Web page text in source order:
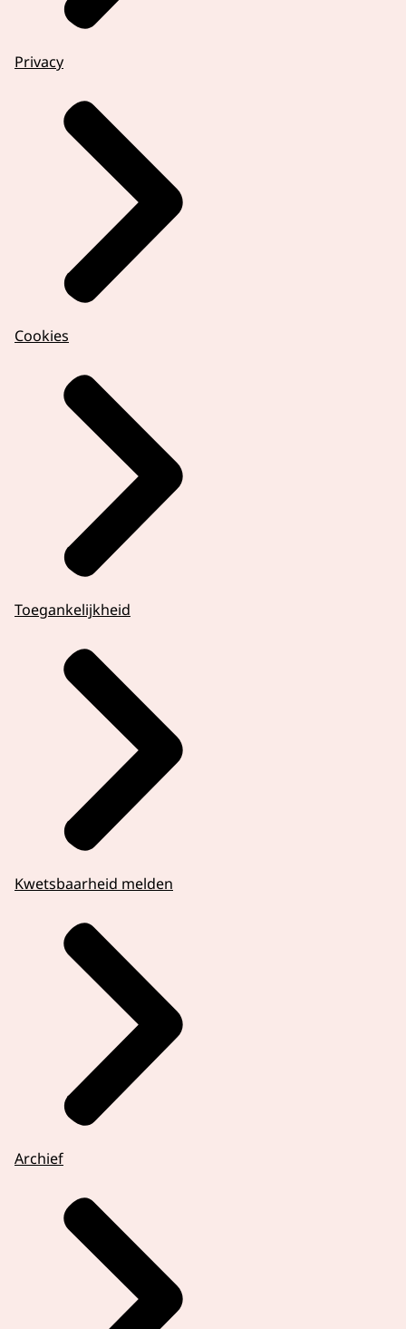
Privacy
Cookies
Toegankelijkheid
Kwetsbaarheid melden
Archief